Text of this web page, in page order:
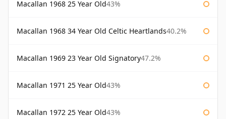
Macallan 1968 25 Year Old43%
Macallan 1968 34 Year Old Celtic Heartlands40.2%
Macallan 1969 23 Year Old Signatory47.2%
Macallan 1971 25 Year Old43%
Macallan 1972 25 Year Old43%